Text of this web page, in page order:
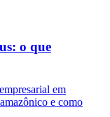
o que
em
e como